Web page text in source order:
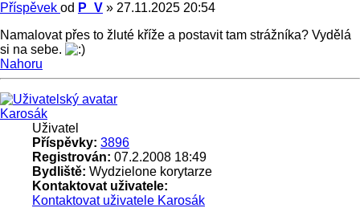
Příspěvek od P_V » 27.11.2025 20:54
Namalovat přes to žluté kříže a postavit tam strážníka? Vydělá
si na sebe.
Nahoru
Karosák
Uživatel
Příspěvky: 3896
Registrován: 07.2.2008 18:49
Bydliště: Wydzielone korytarze
Kontaktovat uživatele:
Kontaktovat uživatele Karosák